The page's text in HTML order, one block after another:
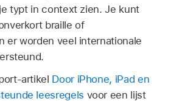
typt in context zien. Je kunt
braille of
er worden veel internationale
artikel Door iPhone, iPad en
leesregels voor een lijst